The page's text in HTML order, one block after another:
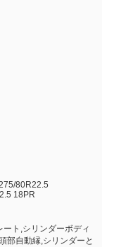
80R22.5
18PR
ト,シリンダーボディ
部自動縁,シリンダーと